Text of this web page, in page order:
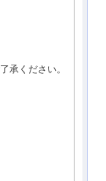
承ください。